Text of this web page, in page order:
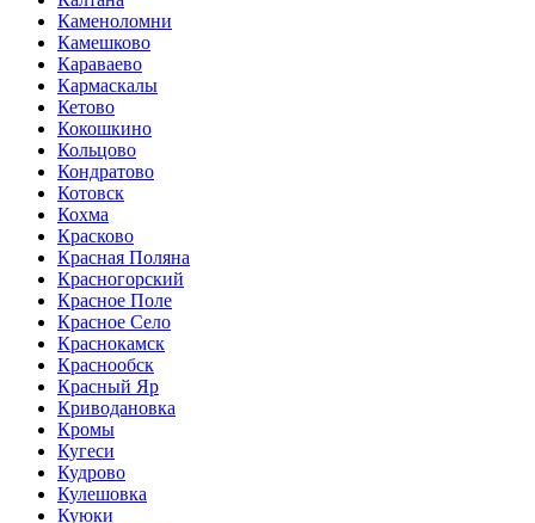
Каменоломни
Камешково
Караваево
Кармаскалы
Кетово
Кокошкино
Кольцово
Кондратово
Котовск
Кохма
Красково
Красная Поляна
Красногорский
Красное Поле
Красное Село
Краснокамск
Краснообск
Красный Яр
Криводановка
Кромы
Кугеси
Кудрово
Кулешовка
Куюки